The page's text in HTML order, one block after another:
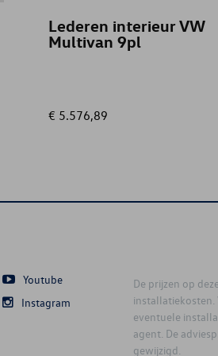
Lederen interieur VW
Multivan 9pl
€ 5.576,89
Youtube
Instagram
De prijzen op
installatiekosten.
eventuele
agent. De
gewijzigd.